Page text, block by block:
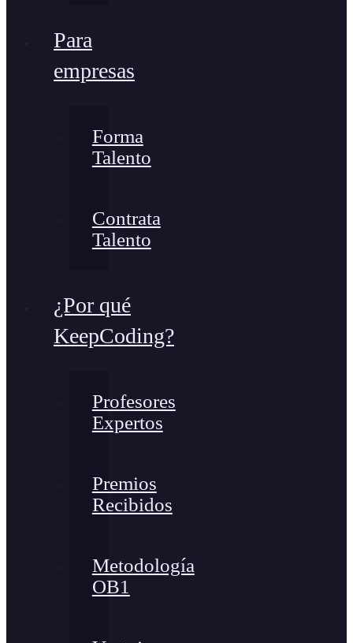
Para
empresas
Forma
Talento
Contrata
Talento
¿Por qué
KeepCoding?
Profesores
Expertos
Premios
Recibidos
Metodología
OB1